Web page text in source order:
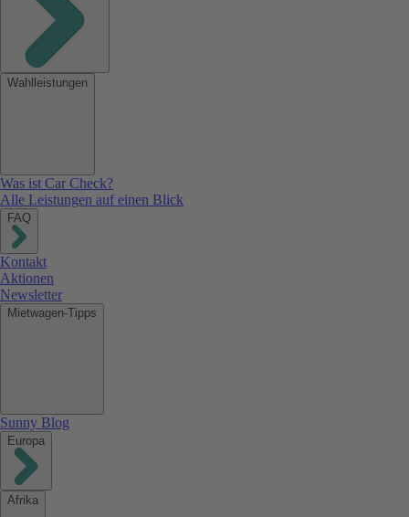
Wahlleistungen
Was ist Car Check?
Alle Leistungen auf einen Blick
FAQ
Kontakt
Aktionen
Newsletter
Mietwagen-Tipps
Sunny Blog
Europa
Afrika